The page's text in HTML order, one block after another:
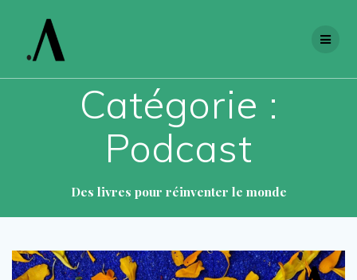
Catégorie :
Podcast
Des livres pour réinventer le monde